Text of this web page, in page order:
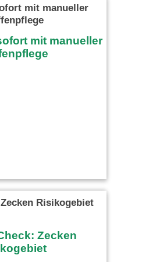
mit manueller
Risikogebiet